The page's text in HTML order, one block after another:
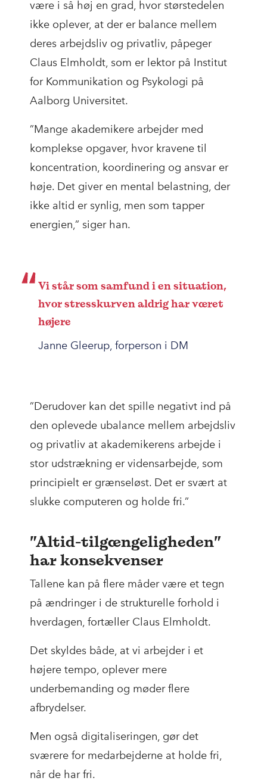
være i så høj en grad, hvor størstedelen
ikke oplever, at der er balance mellem
deres arbejdsliv og privatliv, påpeger
Claus Elmholdt, som er lektor på Institut
for Kommunikation og Psykologi på
Aalborg Universitet.
”Mange akademikere arbejder med
komplekse opgaver, hvor kravene til
koncentration, koordinering og ansvar er
høje. Det giver en mental belastning, der
ikke altid er synlig, men som tapper
energien,” siger han.
Vi står som samfund i en situation,
hvor stresskurven aldrig har været
højere
Janne Gleerup, forperson i DM
”Derudover kan det spille negativt ind på
den oplevede ubalance mellem arbejdsliv
og privatliv at akademikerens arbejde i
stor udstrækning er vidensarbejde, som
principielt er grænseløst. Det er svært at
slukke computeren og holde fri.”
”Altid-tilgængeligheden”
har konsekvenser
Tallene kan på flere måder være et tegn
på ændringer i de strukturelle forhold i
hverdagen, fortæller Claus Elmholdt.
Det skyldes både, at vi arbejder i et
højere tempo, oplever mere
underbemanding og møder flere
afbrydelser.
Men også digitaliseringen, gør det
sværere for medarbejderne at holde fri,
når de har fri.